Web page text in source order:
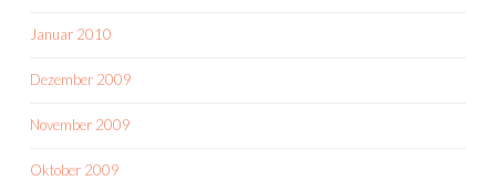
Januar 2010
Dezember 2009
November 2009
Oktober 2009